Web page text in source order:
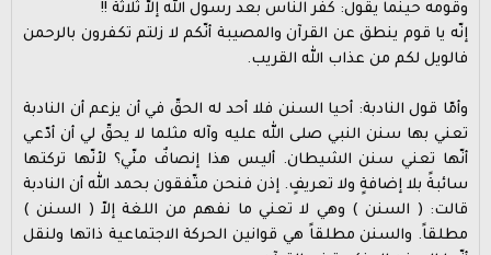
وقومه حينما يقول: كفر الناس بعد رسول الله إلاّ ثلاثة !!
إنّه يا قوم ينطق عن القرآن والمصيبة أنّكم لا زلتم تكفرون بالرحمن
فالويل لكم من عذاب الله القريب.
وأمّا قول النادبة: أحيا السنن فلا أحد له الحقّ في أن يزعم أن النادبة
تعني بها سنن النبي صلى الله عليه وآله مثلما لا يحقّ لي أن أدّعي
أنّها تعني سنن الشيطان. أليس هذا إنصافٌ منّي؟ لأنّها تركتها
سائبةً بلا إضافةٍ ولا تعريفٍ. إذن فنحن متّفقون بحمد الله أن النادبة
قالت: ( السنن ) وهي لا تعني ما نفهم من اللغة إلاّ ( السنن )
مطلقاً. والسنن مطلقاً هي قوانين الحركة الاجتماعية ذاتها ولنقل